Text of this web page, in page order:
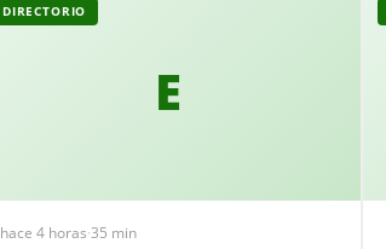
E
DIRECTORIO
hace 4 horas·35 min